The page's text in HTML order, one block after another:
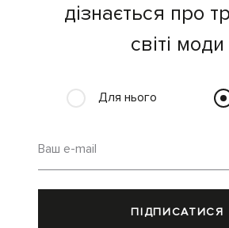
дізнається про
світі моди
Для нього
Ваш e-mail
ПІДПИСАТИСЯ